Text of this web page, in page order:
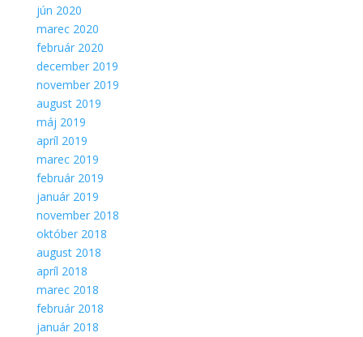
jún 2020
marec 2020
február 2020
december 2019
november 2019
august 2019
máj 2019
apríl 2019
marec 2019
február 2019
január 2019
november 2018
október 2018
august 2018
apríl 2018
marec 2018
február 2018
január 2018